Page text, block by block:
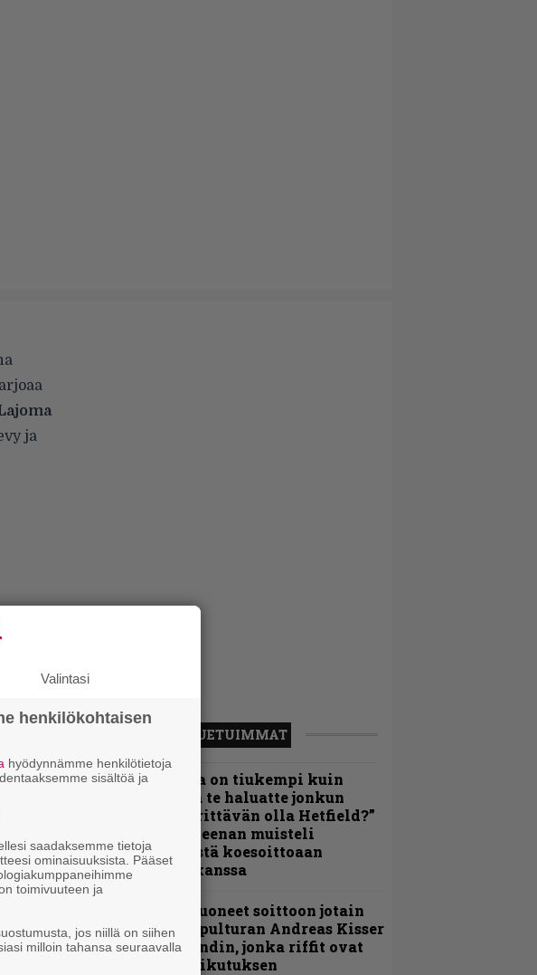
ja
LUETUIMMAT
”Metallica on tiukempi kuin
koskaan ja te haluatte jonkun
nulikan yrittävän olla Hetfield?”
– Pepper Keenan muisteli
ensimmäistä koesoittoaan
hevijätin kanssa
”He ovat tuoneet soittoon jotain
uutta” – Sepulturan Andreas Kisser
nimeää bändin, jonka riffit ovat
tehneet vaikutuksen
Valintasi
henkilökohtaisen
hyödynnämme henkilötietoja
sisältöä ja
saadaksemme tietoja
ominaisuuksista. Pääset
toimivuuteen ja
jos niillä on siihen
milloin tahansa seuraavalla